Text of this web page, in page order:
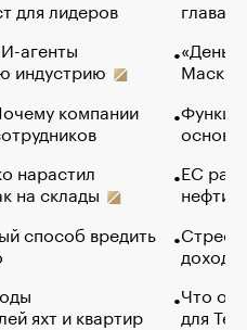
для лидеров
агенты
индустрию
компании
нарастил
на склады
способ вредить
яхт и квартир
глава
Маск в
основ
ЕС
нефти
Что
для